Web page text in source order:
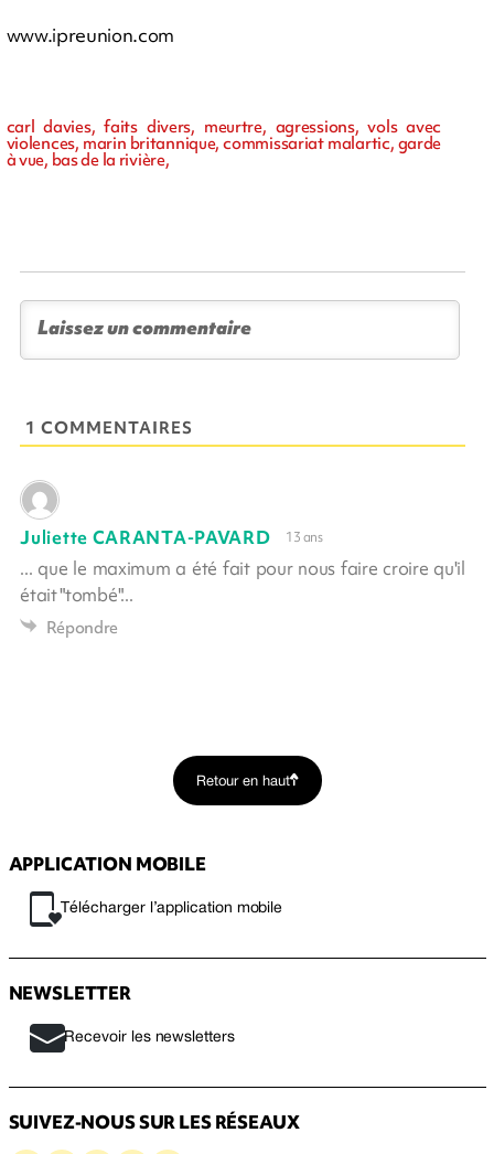
www.ipreunion.com
carl davies, faits divers, meurtre, agressions, vols avec
violences, marin britannique, commissariat malartic, garde
à vue, bas de la rivière,
1 COMMENTAIRES
Juliette CARANTA-PAVARD 13 ans
... que le maximum a été fait pour nous faire croire qu'il
était "tombé"...
Répondre
Retour en haut
APPLICATION MOBILE
Télécharger l’application mobile
NEWSLETTER
Recevoir les newsletters
SUIVEZ-NOUS SUR LES RÉSEAUX